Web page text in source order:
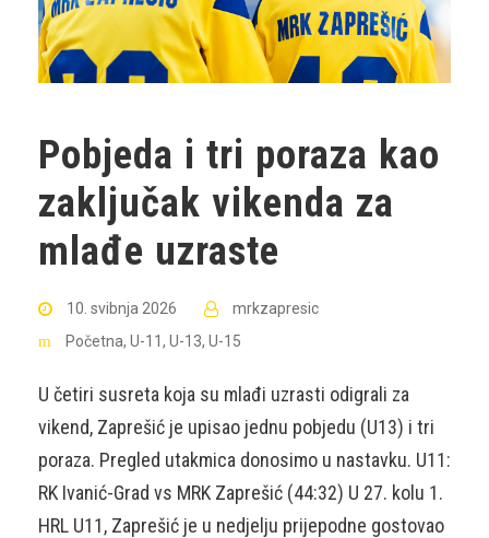
Pobjeda i tri poraza kao
zaključak vikenda za
mlađe uzraste
10. svibnja 2026
mrkzapresic
Početna, U-11, U-13, U-15
U četiri susreta koja su mlađi uzrasti odigrali za
vikend, Zaprešić je upisao jednu pobjedu (U13) i tri
poraza. Pregled utakmica donosimo u nastavku. U11:
RK Ivanić-Grad vs MRK Zaprešić (44:32) U 27. kolu 1.
HRL U11, Zaprešić je u nedjelju prijepodne gostovao